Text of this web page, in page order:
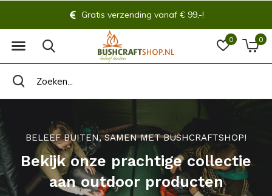
0 0
Gratis verzending vanaf € 99,-!
BELEEF BUITEN, SAMEN MET BUSHCRAFTSHOP!
Bekijk onze prachtige collectie
aan outdoor producten